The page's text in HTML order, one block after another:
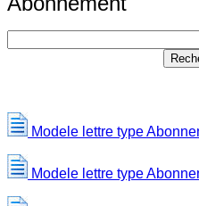
Modele lettre type
Modele lettre type